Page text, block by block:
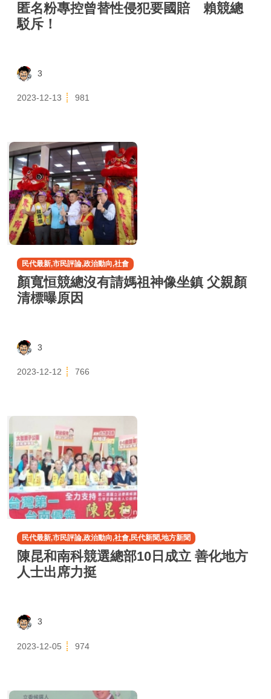
匿名粉專控曾替性侵犯要國賠 賴競總
駁斥！
3
2023-12-13 981
民代最新,市民評論,政治動向,社會
顏寬恒競總沒有請媽祖神像坐鎮 父親顏
清標曝原因
3
2023-12-12 766
民代最新,市民評論,政治動向,社會,民代新聞,地方新聞
陳昆和南科競選總部10日成立 善化地方
人士出席力挺
3
2023-12-05 974